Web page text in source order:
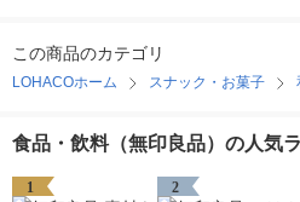
この商品のカテゴリ
LOHACOホーム スナック・お菓子
食品・飲料（無印良品）の人気
1 2